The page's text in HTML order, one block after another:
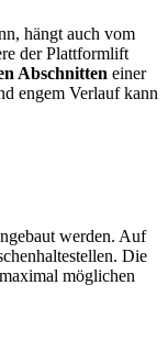
hängt auch vom
der Plattformlift
Abschnitten einer
engem Verlauf kann
werden. Auf
Die
möglichen